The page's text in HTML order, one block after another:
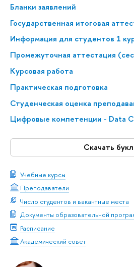
Бланки заявлений
Государственная итоговая
Информация для студентов 1
Промежуточная аттестация
Курсовая работа
Практическая подготовка
Студенческая оценка
Цифровые компетенции - Data
Скачать
Учебные курсы
Преподаватели
Число студентов и вакантные места
Документы образовательной
Расписание
Академический совет